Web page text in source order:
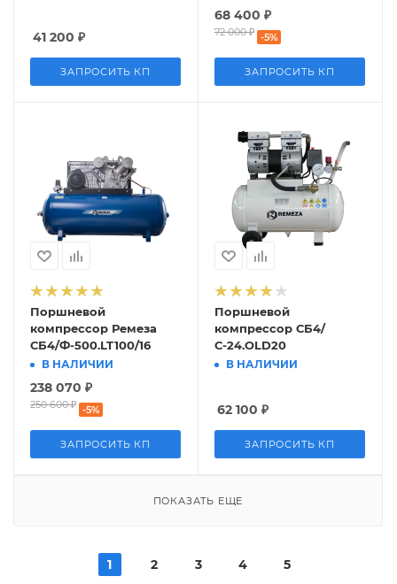
41 200 ₽
ЗАПРОСИТЬ КП
68 400 ₽
72 000₽ -5%
ЗАПРОСИТЬ КП
Поршневой
компрессор Ремеза
СБ4/Ф-500.LT100/16
В НАЛИЧИИ
238 070 ₽
250 600₽ -5%
ЗАПРОСИТЬ КП
Поршневой
компрессор СБ4/
С-24.OLD20
В НАЛИЧИИ
62 100 ₽
ЗАПРОСИТЬ КП
ПОКАЗАТЬ ЕЩЕ
1 2 3 4 5